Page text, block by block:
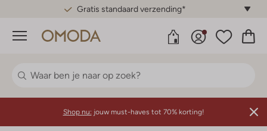
Gratis standaard verzending*
Menu
Shop nu: jouw must-haves tot 70% korting!